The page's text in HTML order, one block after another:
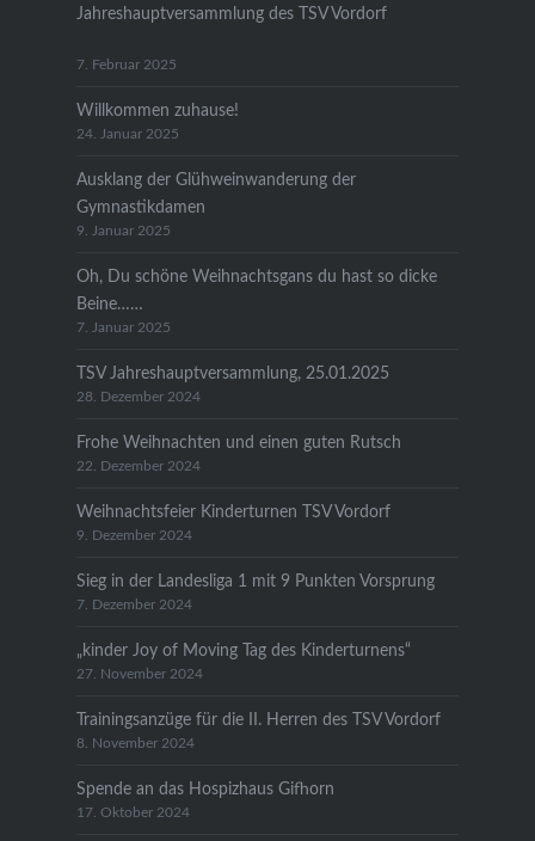
Jahreshauptversammlung des TSV Vordorf
7. Februar 2025
Willkommen zuhause!
24. Januar 2025
Ausklang der Glühweinwanderung der
Gymnastikdamen
9. Januar 2025
Oh, Du schöne Weihnachtsgans du hast so dicke
Beine……
7. Januar 2025
TSV Jahreshauptversammlung, 25.01.2025
28. Dezember 2024
Frohe Weihnachten und einen guten Rutsch
22. Dezember 2024
Weihnachtsfeier Kinderturnen TSV Vordorf
9. Dezember 2024
Sieg in der Landesliga 1 mit 9 Punkten Vorsprung
7. Dezember 2024
„kinder Joy of Moving Tag des Kinderturnens“
27. November 2024
Trainingsanzüge für die II. Herren des TSV Vordorf
8. November 2024
Spende an das Hospizhaus Gifhorn
17. Oktober 2024